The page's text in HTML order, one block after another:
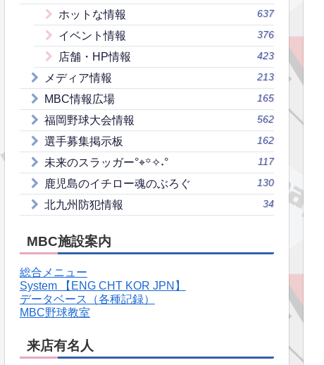
ホットな情報 637
イベント情報 376
店舗・HP情報 423
メディア情報 213
MBC情報広場 165
福岡野球大会情報 562
選手募集掲示板 162
未来のスラッガー°⌖꙳✧˖° 117
鹿児島のイチロー魂のぶろぐ 130
北九州防犯情報 34
MBC施設案内
総合メニュー
System 【ENG CHT KOR JPN】
データベース（各種記録）
MBC野球教室
来店有名人